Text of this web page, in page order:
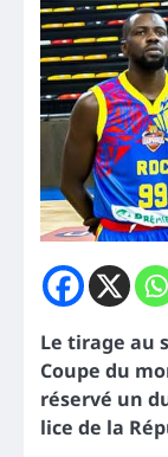
Le tirage au
Coupe du
réservé un
lice de la